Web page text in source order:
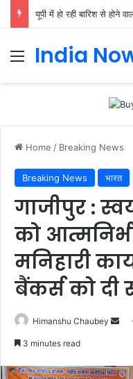
India
Home / Breaking News
Breaking News भारत
गाजीपुर :
को
मनिहारी
बैंकर्स को दी
Himanshu Chaubey
3 minutes read